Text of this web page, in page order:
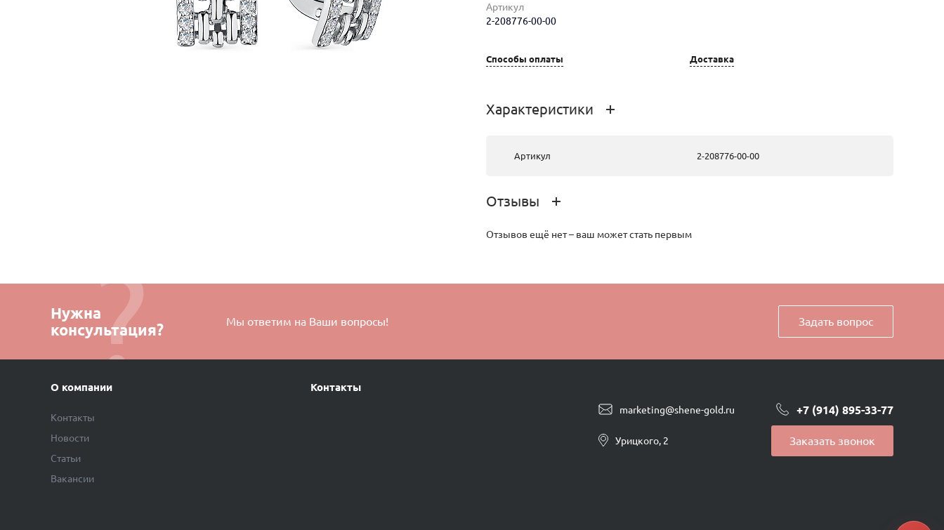
Сухэ-Батора,
Артикул
2-208776-00-00
Способы оплаты Доставка
Характеристики
Артикул 2-208776-00-00
Отзывы
Отзывов ещё нет – ваш может стать первым
Нужна
консультация?
Мы ответим на Ваши вопросы! Задать вопрос
О компании
Контакты
Новости
Статьи
Вакансии
Контакты
marketing@shene-gold.ru +7 (914) 895-33-77
Урицкого, 2 Заказать звонок